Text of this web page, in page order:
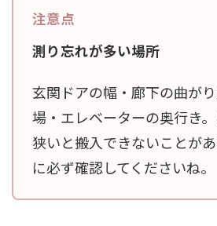
測り忘れが多い場所
玄関ドアの幅・廊下の曲が
場・エレベーターの奥行き
狭いと搬入できないことが
に必ず確認してくださいね。